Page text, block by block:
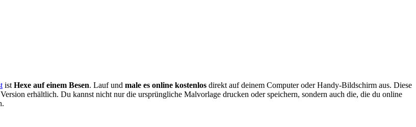
istHexe auf einem Besen. Lauf und male es online kostenlos direkt auf deinem Computer oder Handy-Bildschirm aus. Diese
erhältlich. Du kannst nicht nur die ursprüngliche Malvorlage drucken oder speichern, sondern auch die, die du online